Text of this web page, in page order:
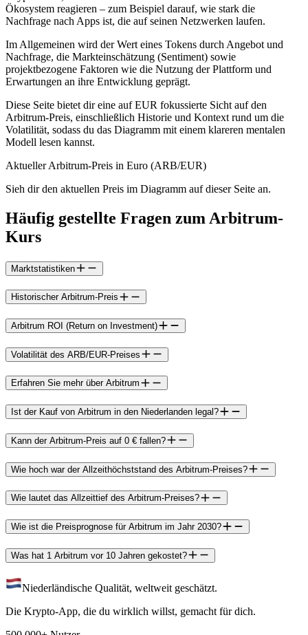
Ökosystem reagieren – zum Beispiel darauf, wie stark die
Nachfrage nach Apps ist, die auf seinen Netzwerken laufen.
Im Allgemeinen wird der Wert eines Tokens durch Angebot und
Nachfrage, die Markteinschätzung (Sentiment) sowie
projektbezogene Faktoren wie die Nutzung der Plattform und
Erwartungen an ihre Entwicklung geprägt.
Diese Seite bietet dir eine auf EUR fokussierte Sicht auf den
Arbitrum-Preis, einschließlich Historie und Kontext rund um die
Volatilität, sodass du das Diagramm mit einem klareren mentalen
Modell lesen kannst.
Aktueller Arbitrum-Preis in Euro (ARB/EUR)
Sieh dir den aktuellen Preis im Diagramm auf dieser Seite an.
Häufig gestellte Fragen zum Arbitrum-
Kurs
Marktstatistiken
Historischer Arbitrum-Preis
Arbitrum ROI (Return on Investment)
Volatilität des ARB/EUR-Preises
Erfahren Sie mehr über Arbitrum
Ist der Kauf von Arbitrum in den Niederlanden legal?
Kann der Arbitrum-Preis auf 0 € fallen?
Wie hoch war der Allzeithöchststand des Arbitrum-Preises?
Wie lautet das Allzeittief des Arbitrum-Preises?
Wie ist die Preisprognose für Arbitrum im Jahr 2030?
Was hat 1 Arbitrum vor 10 Jahren gekostet?
Niederländische Qualität, weltweit geschätzt.
Die Krypto-App, die du wirklich willst, gemacht für dich.